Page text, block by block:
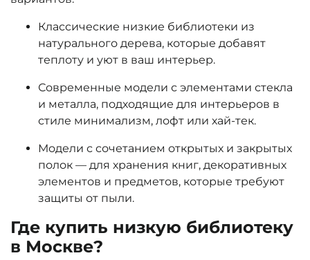
Классические низкие библиотеки из
натурального дерева, которые добавят
теплоту и уют в ваш интерьер.
Современные модели с элементами стекла
и металла, подходящие для интерьеров в
стиле минимализм, лофт или хай-тек.
Модели с сочетанием открытых и закрытых
полок — для хранения книг, декоративных
элементов и предметов, которые требуют
защиты от пыли.
Где купить низкую библиотеку
в Москве?